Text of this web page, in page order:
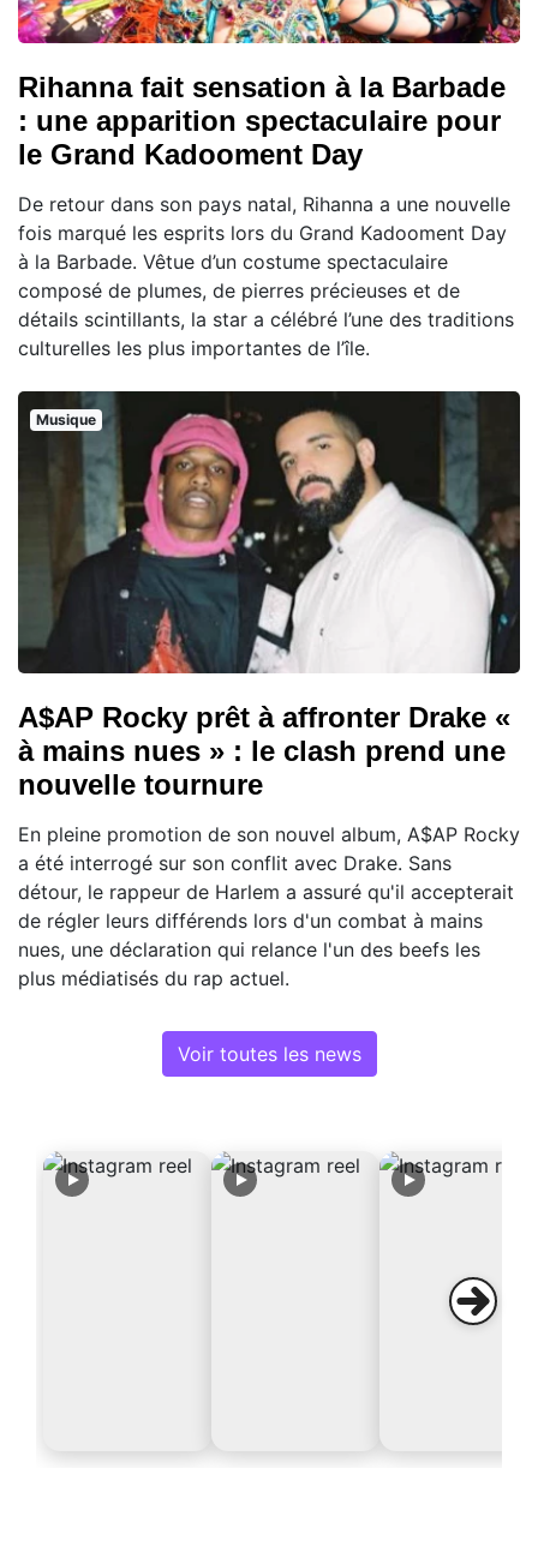
Rihanna fait sensation à la Barbade
: une apparition spectaculaire pour
le Grand Kadooment Day
De retour dans son pays natal, Rihanna a une nouvelle
fois marqué les esprits lors du Grand Kadooment Day
à la Barbade. Vêtue d’un costume spectaculaire
composé de plumes, de pierres précieuses et de
détails scintillants, la star a célébré l’une des traditions
culturelles les plus importantes de l’île.
Musique
A$AP Rocky prêt à affronter Drake «
à mains nues » : le clash prend une
nouvelle tournure
En pleine promotion de son nouvel album, A$AP Rocky
a été interrogé sur son conflit avec Drake. Sans
détour, le rappeur de Harlem a assuré qu'il accepterait
de régler leurs différends lors d'un combat à mains
nues, une déclaration qui relance l'un des beefs les
plus médiatisés du rap actuel.
Voir toutes les news